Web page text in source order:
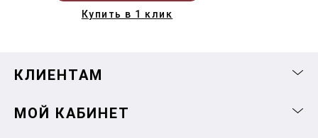
Купить в 1 клик
КЛИЕНТАМ
МОЙ КАБИНЕТ